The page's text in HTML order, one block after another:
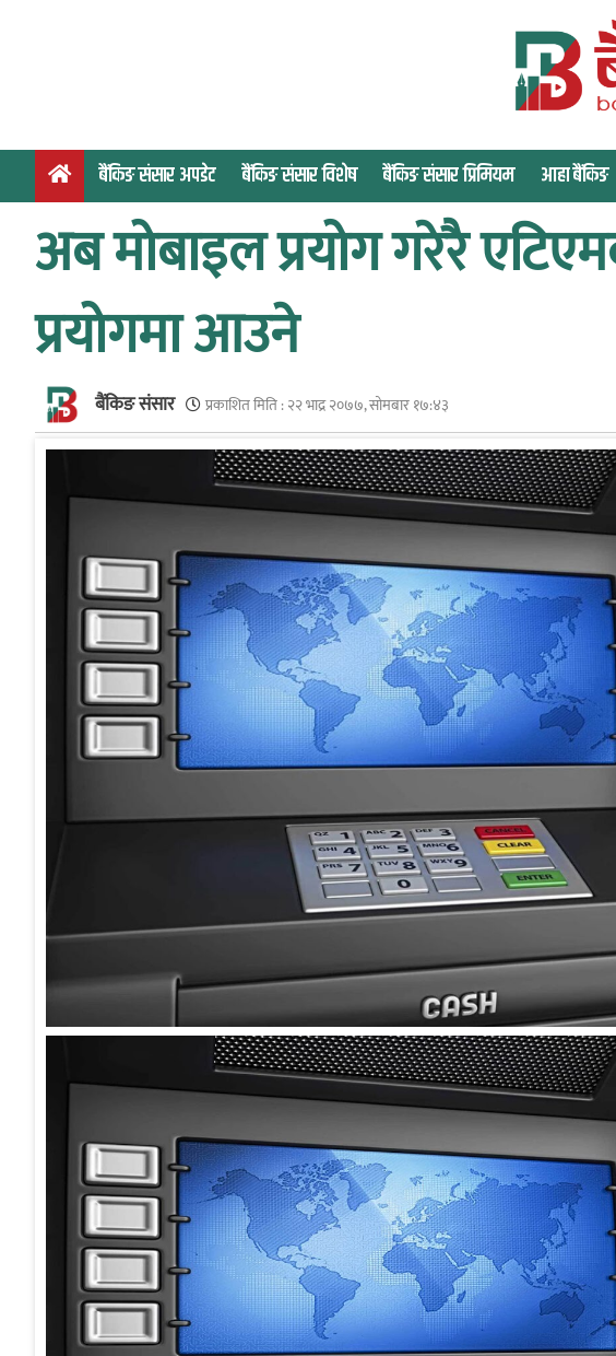
o
बैंकिङ संसार अपडेट बैंकिङ संसार विशेष बैंकिङ संसार प्रिमियम आहा बैंकिङ
अब मोबाइल प्रयोग गरेरै
प्रयोगमा आउने
बैंकिङ संसार प्रकाशित मिति :२२ भाद्र २०७७, सोमबार १७:४३